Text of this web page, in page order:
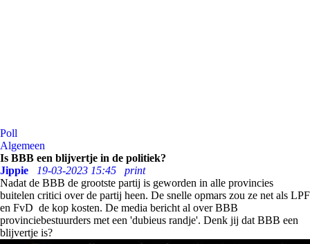
Poll
Algemeen
Is BBB een blijvertje in de politiek?
Jippie
19-03-2023 15:45
print
Nadat de BBB de grootste partij is geworden in alle provincies
buitelen critici over de partij heen. De snelle opmars zou ze net als LPF
en FvD de kop kosten. De media bericht al over BBB
provinciebestuurders met een 'dubieus randje'. Denk jij dat BBB een
blijvertje is?